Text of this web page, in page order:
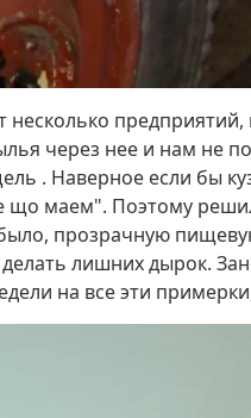
через нее и нам не
. Наверное если бы
що маем". Поэтому
прозрачную
лишних дырок.
на все эти